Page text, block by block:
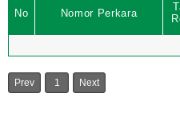
No Nomor Perkara
Prev 1 Next